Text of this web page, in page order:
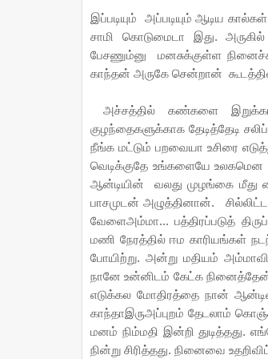
இப்படியும் அப்படியும் ஆடிய
சாமி கொடுமைடா இது.
பேசணும்னு மனசுக்குள்ள
காந்தன் அருகே சென்றான்
அச்சத்தில் கண்களை
குழந்தைகளுக்காக தேடித்தேடி
நீங்க மட்டும் பறவையா உசிரை
வெடிக்குதே உங்களையே உலகமென
ஆன்டியின் வலது முழங்கை மீது
பாசமுடன் அழுத்தினான்.
வேளைஅம்மா... பத்திரப்படுத்
மணி நேரத்தில் ஈம காரியங்கள்
போயிற்று. அன்று மதியம்
நானே உன்னிடம் கேட்க நினைத்தேன்
எடுக்கல மோதிரத்தை நான்
காந்தாஇருஅப்புறம் தேடலாம்
மனம் நிம்மதி இன்றி
நின்று சிரித்தது. நினைவை